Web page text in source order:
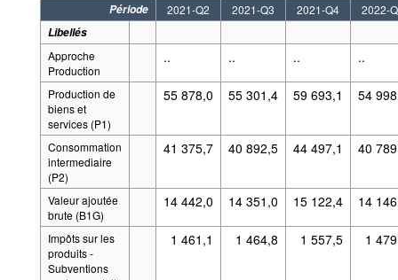
Période 2021-Q2 2021-Q3 2021-Q4
2022-
Libellés
Approche
Production
.. .. .. ..
Production de
biens et
services (P1)
55 878,0 55 301,4 59 693,1 54
Consommation
intermediaire
(P2)
41 375,7 40 892,5 44 497,1 40
Valeur ajoutée
brute (B1G)
14 442,0 14 351,0 15 122,4 14
Impôts sur les
produits -
Subventions
1 461,1 1 464,8 1 557,5 1